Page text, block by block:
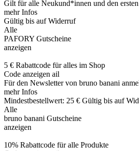
Gilt für alle Neukund*innen und den
mehr Infos
Gültig bis auf Widerruf
Alle
PAFORY Gutscheine
anzeigen
5 € Rabattcode für alles im Shop
Code anzeigen ail
Für den Newsletter von bruno banani
mehr Infos
Mindestbestellwert: 25 € Gültig bis auf
Alle
bruno banani Gutscheine
anzeigen
10% Rabattcode für alle Produkte